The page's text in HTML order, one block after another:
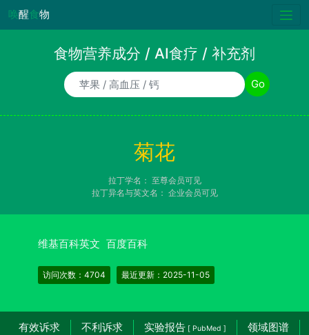
唤醒食物
食物营养成分 / AI食疗 / 补充剂
食物/AI食疗诉求/补充剂名称 Go
菊花
拉丁学名： 至尊会员可见
拉丁异名与英文名： 企业会员可见
维基百科英文 百度百科
访问次数：4704 最近更新：2025-11-05
有效诉求 不利诉求 实验报告 [ PubMed ]
领域图谱